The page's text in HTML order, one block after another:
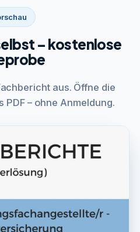
– kostenlose
aus. Öffne die
– ohne Anmeldung.